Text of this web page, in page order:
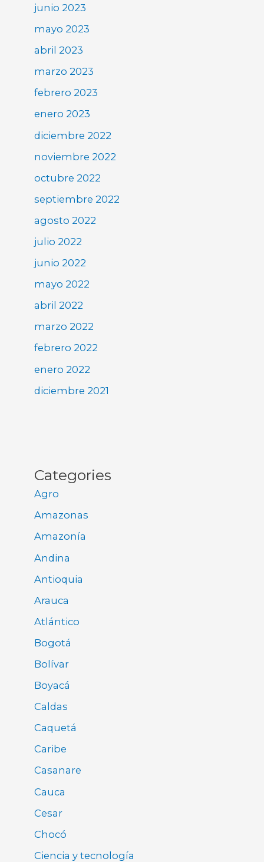
junio 2023
mayo 2023
abril 2023
marzo 2023
febrero 2023
enero 2023
diciembre 2022
noviembre 2022
octubre 2022
septiembre 2022
agosto 2022
julio 2022
junio 2022
mayo 2022
abril 2022
marzo 2022
febrero 2022
enero 2022
diciembre 2021
Categories
Agro
Amazonas
Amazonía
Andina
Antioquia
Arauca
Atlántico
Bogotá
Bolívar
Boyacá
Caldas
Caquetá
Caribe
Casanare
Cauca
Cesar
Chocó
Ciencia y tecnología